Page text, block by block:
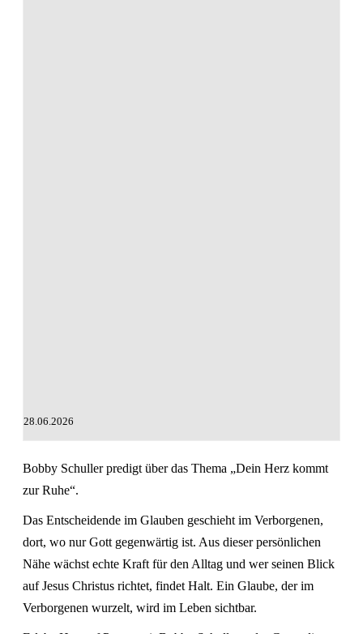
28.06.2026
Bobby Schuller predigt über das Thema „Dein Herz kommt
zur Ruhe“.
Das Entscheidende im Glauben geschieht im Verborgenen,
dort, wo nur Gott gegenwärtig ist. Aus dieser persönlichen
Nähe wächst echte Kraft für den Alltag und wer seinen Blick
auf Jesus Christus richtet, findet Halt. Ein Glaube, der im
Verborgenen wurzelt, wird im Leben sichtbar.